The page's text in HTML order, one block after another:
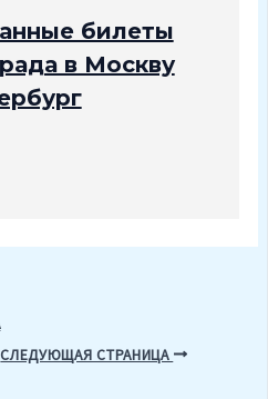
билеты
в Москву
СЛЕДУЮЩАЯ СТРАНИЦА